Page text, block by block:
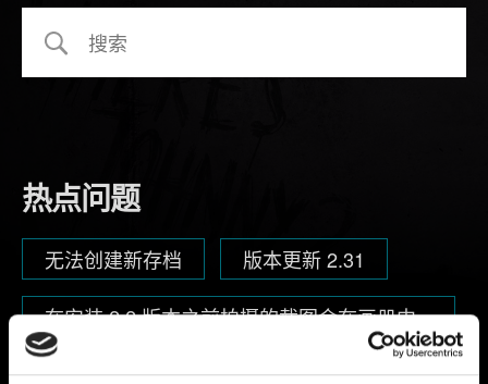
热点问题
无法创建新存档 版本更新 2.31
在安装 2.2 版本之前拍摄的截图会在画册中
显示吗？